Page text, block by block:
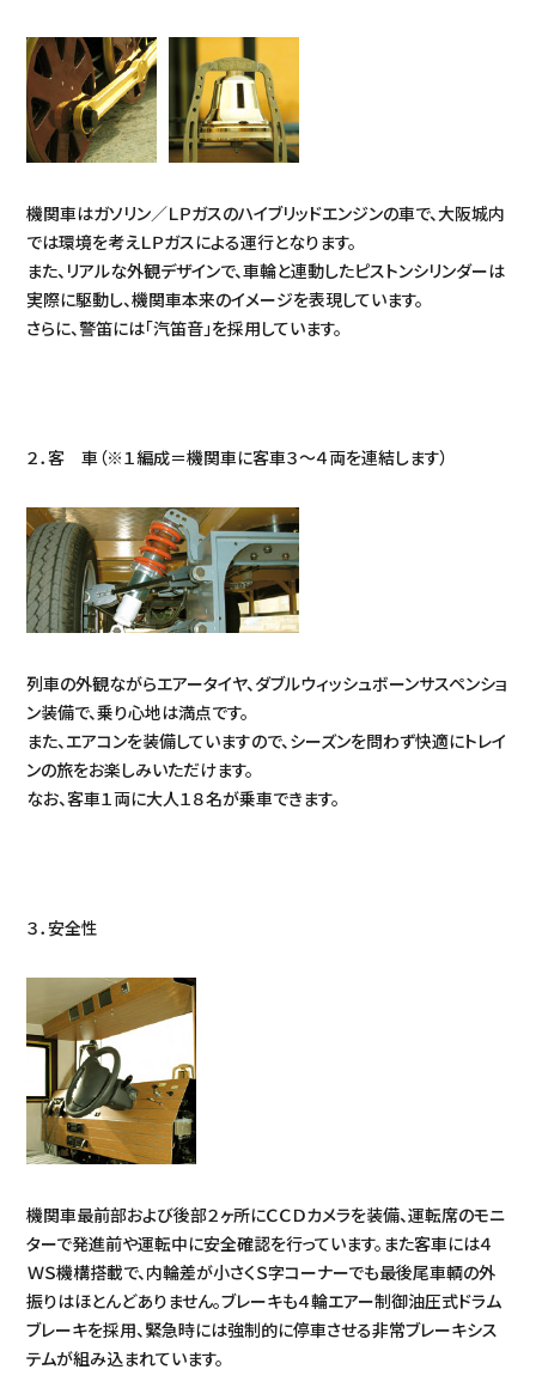
機関車はガソリン／ＬＰガスのハイブリッドエンジンの車で、大阪城内
では環境を考えＬＰガスによる運行となります。
また、リアルな外観デザインで、車輪と連動したピストンシリンダーは
実際に駆動し、機関車本来のイメージを表現しています。
さらに、警笛には「汽笛音」を採用しています。
２．客 車（※１編成＝機関車に客車３～４両を連結します）
列車の外観ながらエアータイヤ、ダブルウィッシュボーンサスペンショ
ン装備で、乗り心地は満点です。
また、エアコンを装備していますので、シーズンを問わず快適にトレイ
ンの旅をお楽しみいただけます。
なお、客車１両に大人１８名が乗車できます。
３．安全性
機関車最前部および後部２ヶ所にＣＣＤカメラを装備、運転席のモニ
ターで発進前や運転中に安全確認を行っています。また客車には４
ＷＳ機構搭載で、内輪差が小さくＳ字コーナーでも最後尾車輌の外
振りはほとんどありません。ブレーキも４輪エアー制御油圧式ドラム
ブレーキを採用、緊急時には強制的に停車させる非常ブレーキシス
テムが組み込まれています。